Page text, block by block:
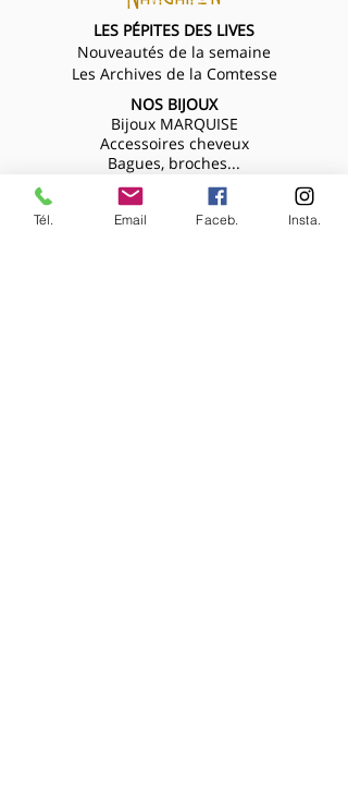
LES PÉPITES DES LIVES
Nouveautés de la semaine
Les Archives de la Comtesse
NOS BIJOUX
Bijoux MARQUISE
Accessoires cheveux
Bagues, broches...
Boucles d'oreilles
Bracelets
Colliers
Tél. Email Faceb. Insta.